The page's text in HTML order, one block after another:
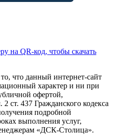
на QR-код, чтобы скачать
что данный интернет-сайт
характер и ни при
офертой,
ст. 437 Гражданского кодекса
подробной
выполнения услуг,
«ДСК-Столица».